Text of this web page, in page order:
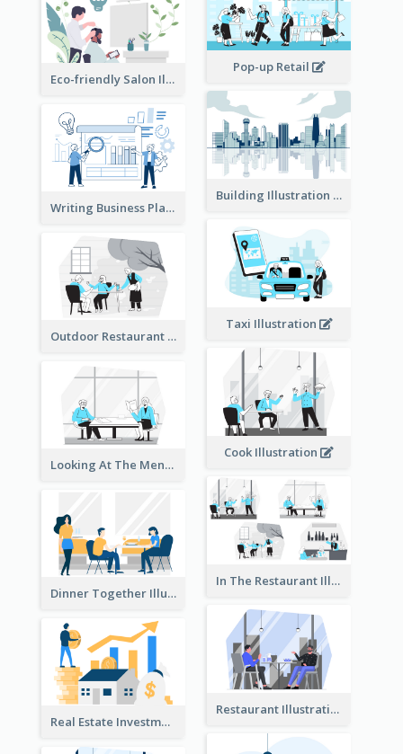
Pop-up Retail
Eco-friendly Salon Illustration
Building Illustration
Writing Business Plan Illustration
Taxi Illustration
Outdoor Restaurant Illustration
Cook Illustration
Looking At The Menu Illustration
In The Restaurant Illustration
Dinner Together Illustration
Restaurant Illustration
Real Estate Investment Illustration